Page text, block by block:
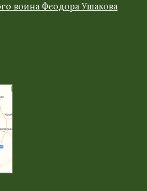
воина Феодора Ушакова